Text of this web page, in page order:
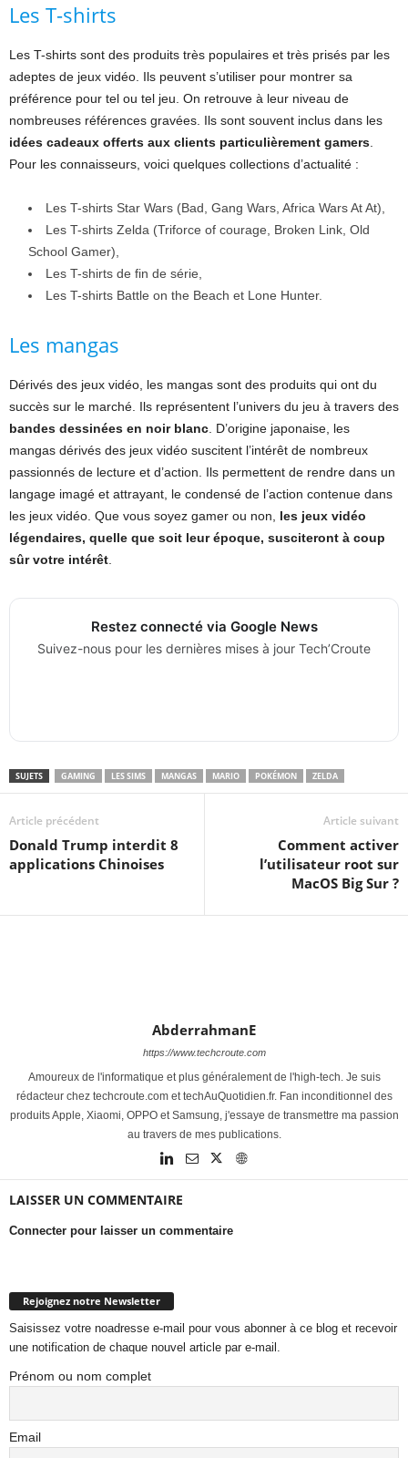
Les T-shirts
Les T-shirts sont des produits très populaires et très prisés par les
adeptes de jeux vidéo. Ils peuvent s’utiliser pour montrer sa
préférence pour tel ou tel jeu. On retrouve à leur niveau de
nombreuses références gravées. Ils sont souvent inclus dans les
idées cadeaux offerts aux clients particulièrement gamers
Pour les connaisseurs, voici quelques collections d’actualité :
Les T-shirts Star Wars (Bad, Gang Wars, Africa Wars At At),
Les T-shirts Zelda (Triforce of courage, Broken Link, Old
School Gamer),
Les T-shirts de fin de série,
Les T-shirts Battle on the Beach et Lone Hunter.
Les mangas
Dérivés des jeux vidéo, les mangas sont des produits qui ont du
succès sur le marché. Ils représentent l’univers du jeu à travers des
bandes dessinées en noir blanc . D’origine japonaise, les
mangas dérivés des jeux vidéo suscitent l’intérêt de nombreux
passionnés de lecture et d’action. Ils permettent de rendre dans un
langage imagé et attrayant, le condensé de l’action contenue dans
les jeux vidéo. Que vous soyez gamer ou non, les jeux vidéo
légendaires, quelle que soit leur époque, susciteront à coup
sûr votre intérêt
Restez connecté via Google News
Suivez-nous pour les dernières mises à jour Tech’Croute
SUJETS GAMING LES SIMS MANGAS MARIO POKÉMON ZELDA
Article précédent
Donald Trump interdit 8
applications Chinoises
Article suivant
Comment activer
l’utilisateur root sur
MacOS Big Sur ?
AbderrahmanE
https://www.techcroute.com
Amoureux de l'informatique et plus généralement de l'high-tech. Je suis
rédacteur chez techcroute.com et techAuQuotidien.fr. Fan inconditionnel des
produits Apple, Xiaomi, OPPO et Samsung, j'essaye de transmettre ma passion
au travers de mes publications.
LAISSER UN COMMENTAIRE
Connecter pour laisser un commentaire
Rejoignez notre Newsletter
Saisissez votre noadresse e-mail pour vous abonner à ce blog et recevoir
une notification de chaque nouvel article par e-mail.
Prénom ou nom complet
Email